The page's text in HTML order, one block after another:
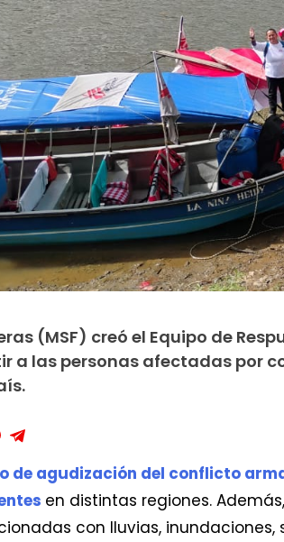
(MSF) creó el Equipo de
a las personas afectadas por
de agudización del conflicto
en distintas regiones.
con lluvias,